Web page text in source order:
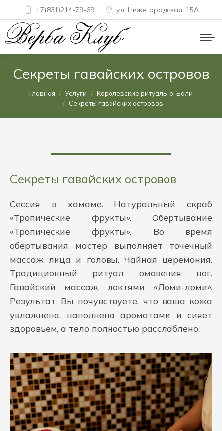
+7(831)214-79-69 ул. Нижегородская, 15A
Секреты гавайских островов
Вы здесь:
Главная Услуги
Королевские ритуалы о. Бали
Секреты гавайских островов
Секреты гавайских островов
Сессия в хамаме. Натуральный скраб
«Тропические фрукты». Обертывание
«Тропические фрукты». Во время
обертывания мастер выполняет точечный
массаж лица и головы. Чайная церемония.
Традиционный ритуал омовения ног.
Гавайский массаж локтями «Ломи-ломи».
Результат: Вы почувствуете, что ваша кожа
увлажнена, наполнена ароматами и сияет
здоровьем, а тело полностью расслаблено.